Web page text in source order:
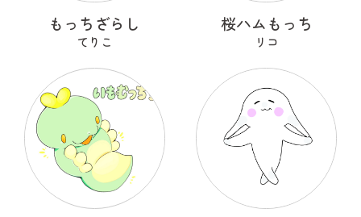
もっちざらし
てりこ
桜ハムもっち
リコ